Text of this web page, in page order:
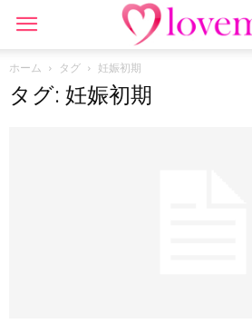
ホーム タグ 妊娠初期
タグ: 妊娠初期